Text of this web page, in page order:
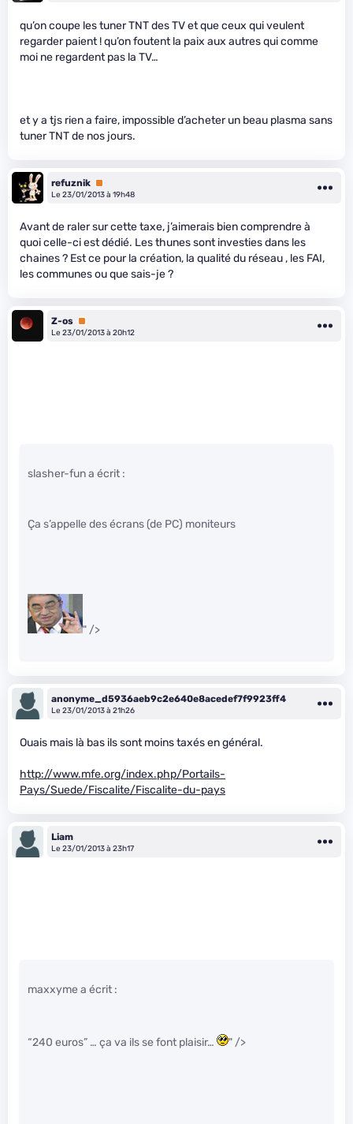
qu’on coupe les tuner TNT des TV et que ceux qui veulent
regarder paient ! qu’on foutent la paix aux autres qui comme
moi ne regardent pas la TV…
et y a tjs rien a faire, impossible d’acheter un beau plasma sans
tuner TNT de nos jours.
refuznik Premium
Le 23/01/2013 à 19h48
Avant de raler sur cette taxe, j’aimerais bien comprendre à
quoi celle-ci est dédié. Les thunes sont investies dans les
chaines ? Est ce pour la création, la qualité du réseau , les FAI,
les communes ou que sais-je ?
Z-os Premium
Le 23/01/2013 à 20h12
slasher-fun a écrit :
Ça s’appelle des écrans (de PC) moniteurs
" />
anonyme_d5936aeb9c2e640e8acedef7f9923ff4
Le 23/01/2013 à 21h26
Ouais mais là bas ils sont moins taxés en général.
http://www.mfe.org/index.php/Portails-
Pays/Suede/Fiscalite/Fiscalite-du-pays
Liam
Le 23/01/2013 à 23h17
maxxyme a écrit :
“240 euros” … ça va ils se font plaisir… " />